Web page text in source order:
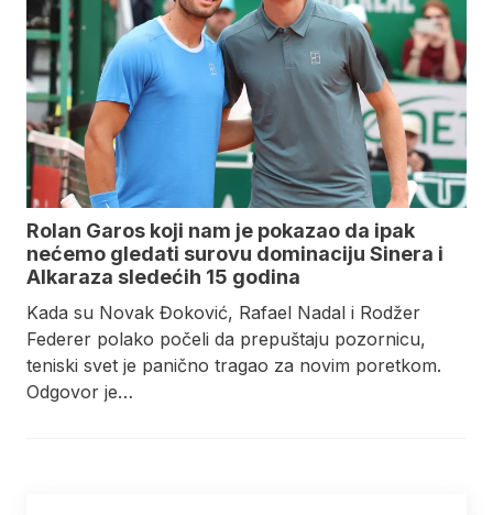
Rolan Garos koji nam je pokazao da ipak
nećemo gledati surovu dominaciju Sinera i
Alkaraza sledećih 15 godina
Kada su Novak Đoković, Rafael Nadal i Rodžer
Federer polako počeli da prepuštaju pozornicu,
teniski svet je panično tragao za novim poretkom.
Odgovor je…